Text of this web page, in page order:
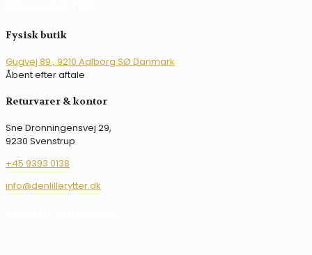
kan
vælges
Fysisk butik
Gugvej 89 , 9210 Aalborg SØ Danmark
Åbent efter aftale
Returvarer & kontor
Sne Dronningensvej 29,
9230 Svenstrup
+45 9393 0138
info@denlillerytter.dk